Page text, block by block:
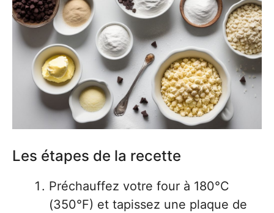
Les étapes de la recette
Préchauffez votre four à 180°C
(350°F) et tapissez une plaque de